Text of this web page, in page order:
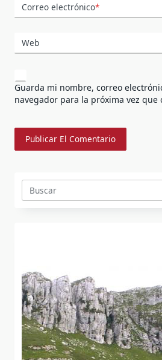
Correo electrónico*
Web
Guarda mi nombre, correo
navegador para la próxima vez que
Buscar: